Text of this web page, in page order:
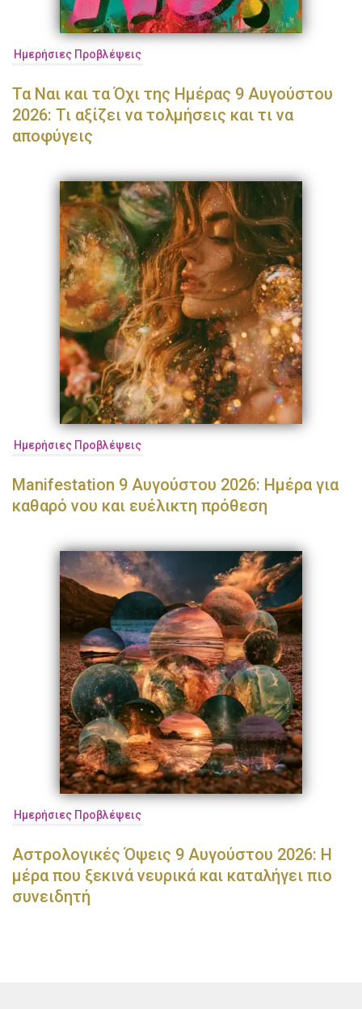
Ημερήσιες Προβλέψεις
Τα Ναι και τα Όχι της Ημέρας 9 Αυγούστου
2026: Τι αξίζει να τολμήσεις και τι να
αποφύγεις
Ημερήσιες Προβλέψεις
Manifestation 9 Αυγούστου 2026: Ημέρα για
καθαρό νου και ευέλικτη πρόθεση
Ημερήσιες Προβλέψεις
Αστρολογικές Όψεις 9 Αυγούστου 2026: Η
μέρα που ξεκινά νευρικά και καταλήγει πιο
συνειδητή